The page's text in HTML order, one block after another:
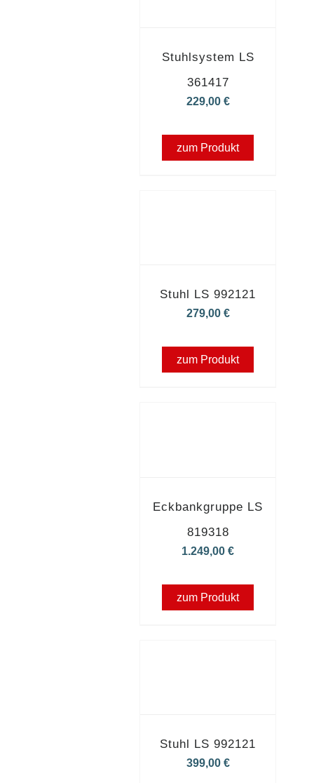
Stuhlsystem LS
361417
229,00 €
zum Produkt
Stuhl LS 992121
279,00 €
zum Produkt
Eckbankgruppe LS
819318
1.249,00€
zum Produkt
Stuhl LS 992121
399,00 €